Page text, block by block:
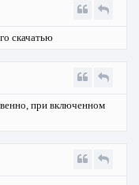
скачатью
при включенном